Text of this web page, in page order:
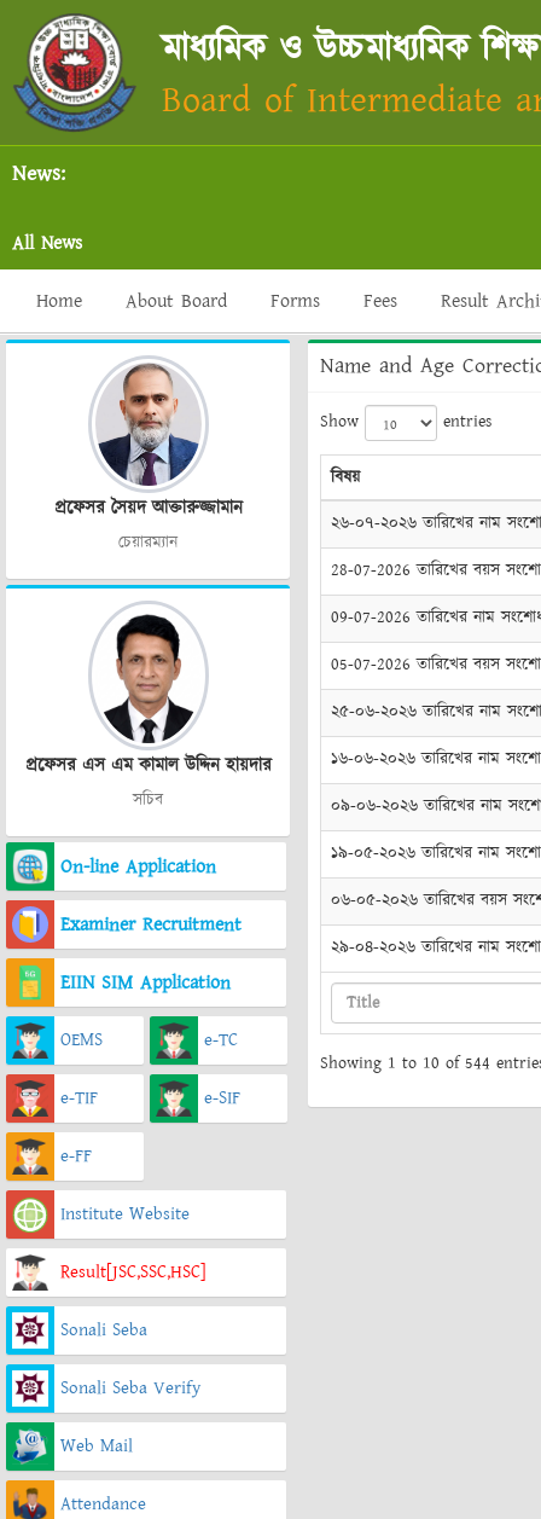
মাধ্যমিক ও উচ্চমাধ্যমিক
Board of Intermediate
News:
All News
Home About Board Forms Fees Result
প্রফেসর সৈয়দ আক্তারুজ্জামান
চেয়ারম্যান
প্রফেসর এস এম কামাল উদ্দিন হায়দার
সচিব
On-line Application
Examiner Recruitment
EIIN SIM Application
OEMS e-TC
e-TIF e-SIF
e-FF
Institute Website
Result[JSC,SSC,HSC]
Sonali Seba
Sonali Seba Verify
Web Mail
Attendance
Name and Age
Show entries
বিষয়
২৬-০৭-২০২৬ তারিখের নাম
28-07-2026 তারিখের বয়স
09-07-2026 তারিখের নাম
05-07-2026 তারিখের বয়স
২৫-০৬-২০২৬ তারিখের নাম
১৬-০৬-২০২৬ তারিখের নাম
০৯-০৬-২০২৬ তারিখের নাম
১৯-০৫-২০২৬ তারিখের নাম
০৬-০৫-২০২৬ তারিখের বয়স
২৯-০৪-২০২৬ তারিখের নাম
Showing 1 to 10 of 544